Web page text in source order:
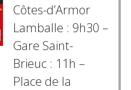
Côtes-d’Armor
Lamballe : 9h30 –
Gare Saint-
Brieuc : 11h –
Place de la